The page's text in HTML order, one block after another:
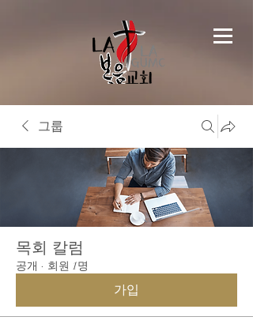
그룹
목회 칼럼
공개 · 회원 1명
가입